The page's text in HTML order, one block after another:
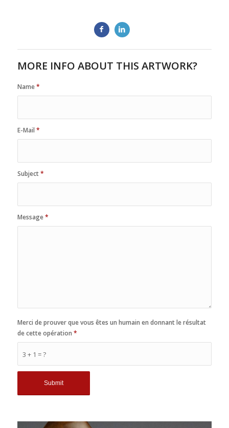
MORE INFO ABOUT THIS ARTWORK?
Name*
E-Mail *
Subject*
Message*
3 + 1 = ?
Merci de prouver que vous êtes un humain en donnant le résultat
de cette opération *